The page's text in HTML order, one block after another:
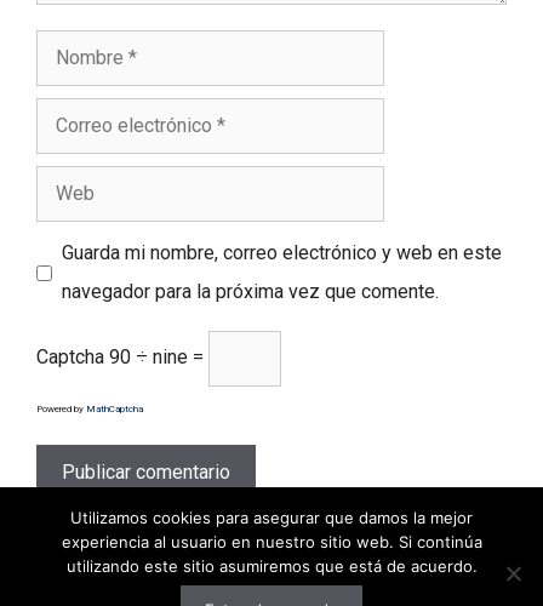
Nombre
Correo
electrónico
Web
Guarda mi nombre, correo electrónico y web en este
navegador para la próxima vez que comente.
Captcha 90 ÷ nine =
Powered by MathCaptcha
Utilizamos cookies para asegurar que damos la mejor
experiencia al usuario en nuestro sitio web. Si continúa
utilizando este sitio asumiremos que está de acuerdo.